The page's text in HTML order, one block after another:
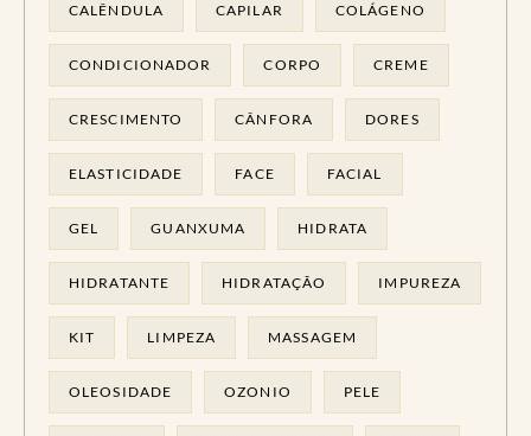
CALÊNDULA CAPILAR COLÁGENO
CONDICIONADOR CORPO CREME
CRESCIMENTO CÂNFORA DORES
ELASTICIDADE FACE FACIAL
GEL GUANXUMA HIDRATA
HIDRATANTE HIDRATAÇÃO IMPUREZA
KIT LIMPEZA MASSAGEM
OLEOSIDADE OZONIO PELE